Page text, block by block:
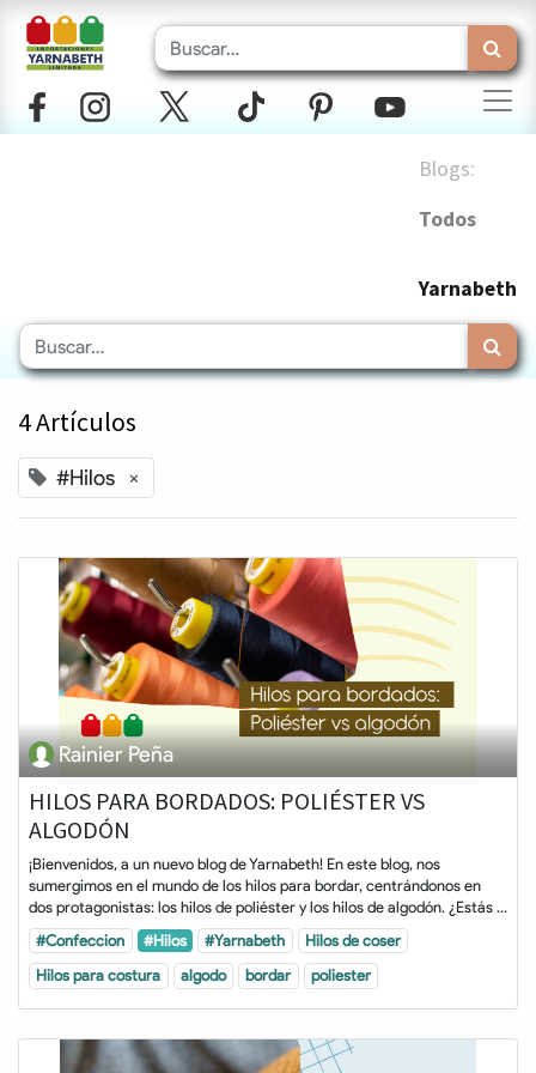
Blogs:
Todos
Yarnabeth
4 Artículos
#Hilos ×
Rainier Peña
HILOS PARA BORDADOS: POLIÉSTER VS
ALGODÓN
¡Bienvenidos, a un nuevo blog de Yarnabeth! En este blog, nos
sumergimos en el mundo de los hilos para bordar, centrándonos en
dos protagonistas: los hilos de poliéster y los hilos de algodón. ¿Estás ...
#Confeccion #Hilos #Yarnabeth
Hilos de coser
Hilos para costura
algodo bordar poliester